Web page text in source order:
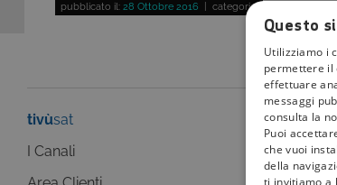
pubblicato il: 28 Ottobre 2016 | categoria:
tivùsat
I Canali
I
Questo
Utilizziamo i
permettere il
effettuare
messaggi
consulta la
Puoi
che vuoi
della
ti invitiamo a